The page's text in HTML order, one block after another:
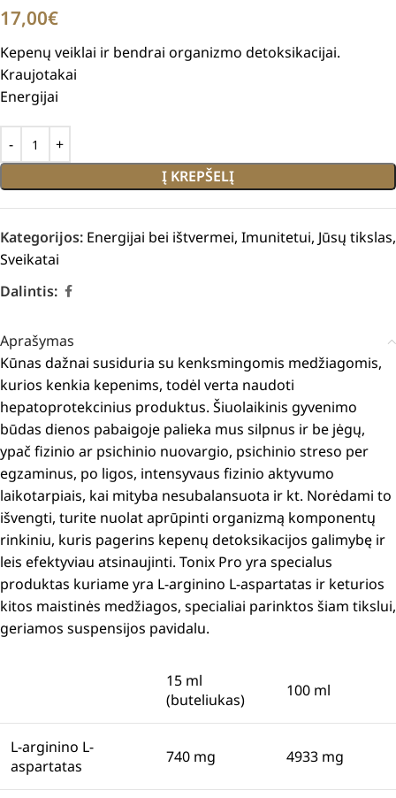
17,00€
Kepenų veiklai ir bendrai organizmo detoksikacijai.
Kraujotakai
Energijai
Į KREPŠELĮ
Kategorijos: Energijai bei ištvermei, Imunitetui, Jūsų tikslas,
Sveikatai
Dalintis:
Aprašymas
Kūnas dažnai susiduria su kenksmingomis medžiagomis,
kurios kenkia kepenims, todėl verta naudoti
hepatoprotekcinius produktus. Šiuolaikinis gyvenimo
būdas dienos pabaigoje palieka mus silpnus ir be jėgų,
ypač fizinio ar psichinio nuovargio, psichinio streso per
egzaminus, po ligos, intensyvaus fizinio aktyvumo
laikotarpiais, kai mityba nesubalansuota ir kt. Norėdami to
išvengti, turite nuolat aprūpinti organizmą komponentų
rinkiniu, kuris pagerins kepenų detoksikacijos galimybę ir
leis efektyviau atsinaujinti. Tonix Pro yra specialus
produktas kuriame yra L-arginino L-aspartatas ir keturios
kitos maistinės medžiagos, specialiai parinktos šiam tikslui,
geriamos suspensijos pavidalu.
15 ml
(buteliukas)
100 ml
L-arginino L-
aspartatas
740 mg 4933 mg